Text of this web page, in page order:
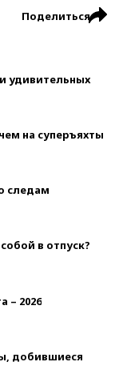
Поделиться
удивительных
на суперъяхты
следам
в отпуск?
– 2026
добившиеся